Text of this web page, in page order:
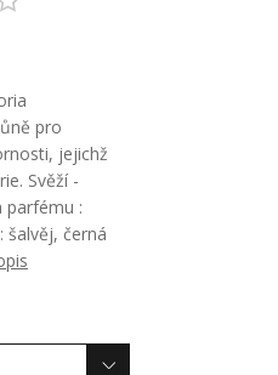
pro
jejichž
Svěží -
parfému :
šalvěj, černá